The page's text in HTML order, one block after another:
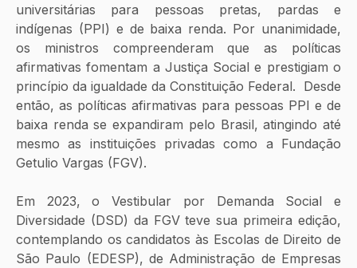
universitárias para pessoas pretas, pardas e
indígenas (PPI) e de baixa renda. Por unanimidade,
os ministros compreenderam que as políticas
afirmativas fomentam a Justiça Social e prestigiam o
princípio da igualdade da Constituição Federal.  Desde
então, as políticas afirmativas para pessoas PPI e de
baixa renda se expandiram pelo Brasil, atingindo até
mesmo as instituições privadas como a Fundação
Getulio Vargas (FGV).
Em 2023, o Vestibular por Demanda Social e
Diversidade (DSD) da FGV teve sua primeira edição,
contemplando os candidatos às Escolas de Direito de
São Paulo (EDESP), de Administração de Empresas